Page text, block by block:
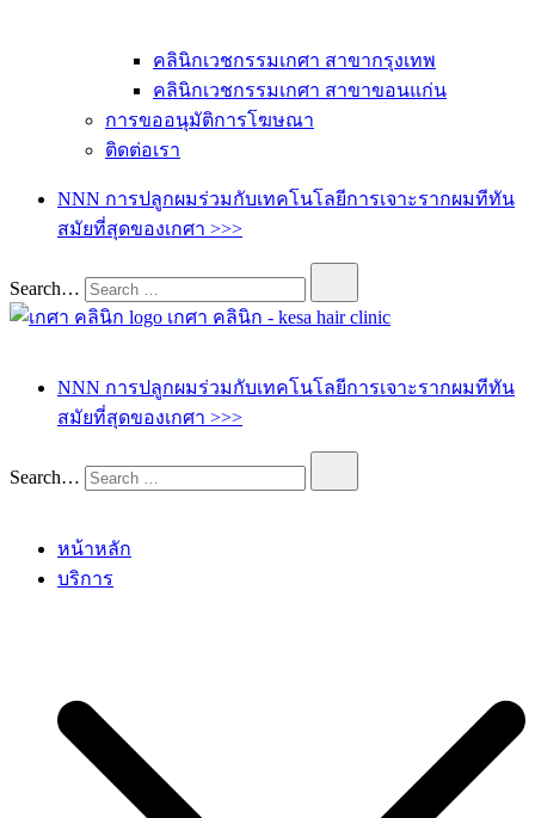
คลินิกเวชกรรมเกศา สาขากรุงเทพ
คลินิกเวชกรรมเกศา สาขาขอนแก่น
การขออนุมัติการโฆษณา
ติดต่อเรา
NNN การปลูกผมร่วมกับเทคโนโลยีการเจาะรากผมทีทัน
สมัยที่สุดของเกศา >>>
Search…
NNN การปลูกผมร่วมกับเทคโนโลยีการเจาะรากผมทีทัน
สมัยที่สุดของเกศา >>>
Search…
หน้าหลัก
บริการ